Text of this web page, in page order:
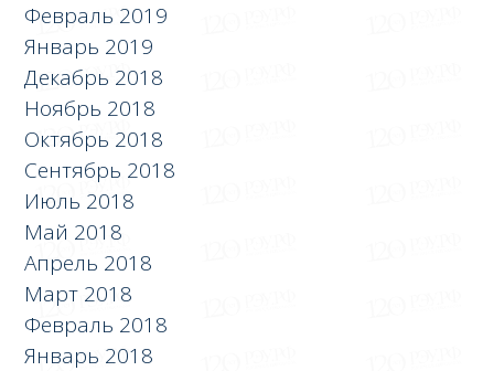
Февраль 2019
Январь 2019
Декабрь 2018
Ноябрь 2018
Октябрь 2018
Сентябрь 2018
Июль 2018
Май 2018
Апрель 2018
Март 2018
Февраль 2018
Январь 2018